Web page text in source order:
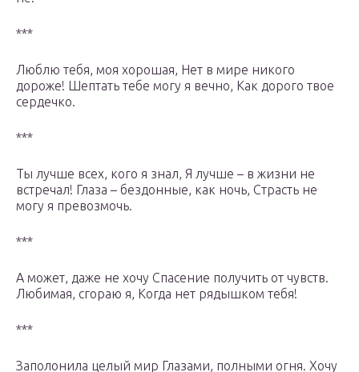
***
Люблю тебя, моя хорошая, Нет в мире никого
дороже! Шептать тебе могу я вечно, Как дорого твое
сердечко.
***
Ты лучше всех, кого я знал, Я лучше – в жизни не
встречал! Глаза – бездонные, как ночь, Страсть не
могу я превозмочь.
***
А может, даже не хочу Спасение получить от чувств.
Любимая, сгораю я, Когда нет рядышком тебя!
***
Заполонила целый мир Глазами, полными огня. Хочу